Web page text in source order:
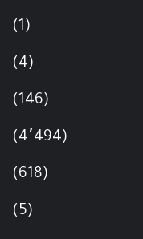
(1)
(4)
(146)
(4٬494)
(618)
(5)